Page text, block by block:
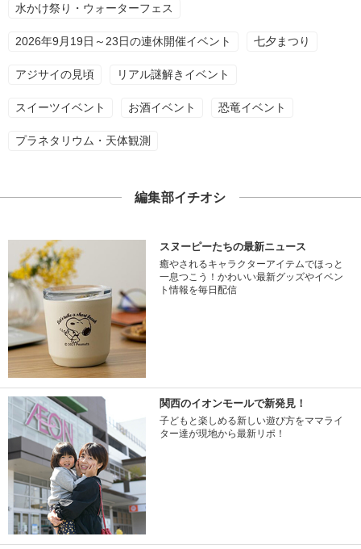
水かけ祭り・ウォーターフェス
2026年9月19日～23日の連休開催イベント 七夕まつり
アジサイの見頃 リアル謎解きイベント
スイーツイベント お酒イベント 恐竜イベント
プラネタリウム・天体観測
編集部イチオシ
スヌーピーたちの最新ニュース
癒やされるキャラクターアイテムでほっと
一息つこう！かわいい最新グッズやイベン
ト情報を毎日配信
関西のイオンモールで新発見！
子どもと楽しめる新しい遊び方をママライ
ター達が現地から最新リポ！